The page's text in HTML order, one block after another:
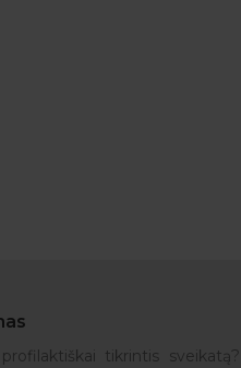
tikrintis sveikatą?